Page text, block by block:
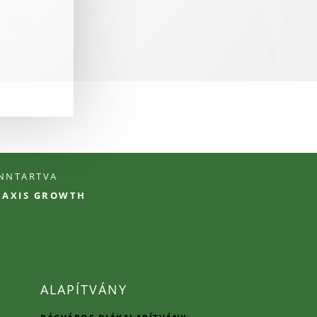
GROWTH
ALAPÍTVÁNY